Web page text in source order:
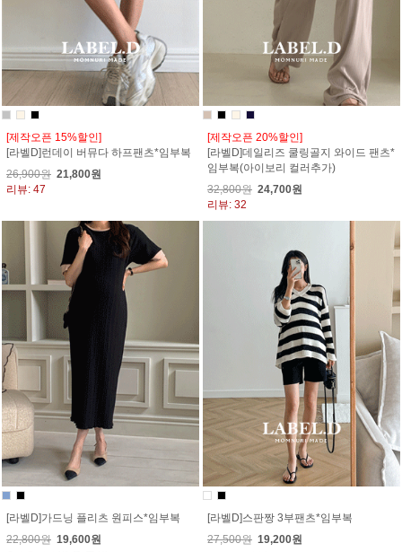
[제작오픈 15%할인]
[라벨D]런데이 버뮤다 하프팬츠*임부복
26,900원 21,800원
리뷰: 47
[제작오픈 20%할인]
[라벨D]데일리즈 쿨링골지 와이드 팬츠*
임부복(아이보리 컬러추가)
32,800원 24,700원
리뷰: 32
[라벨D]가드닝 플리츠 원피스*임부복
22,800원 19,600원
[라벨D]스판짱 3부팬츠*임부복
27,500원 19,200원